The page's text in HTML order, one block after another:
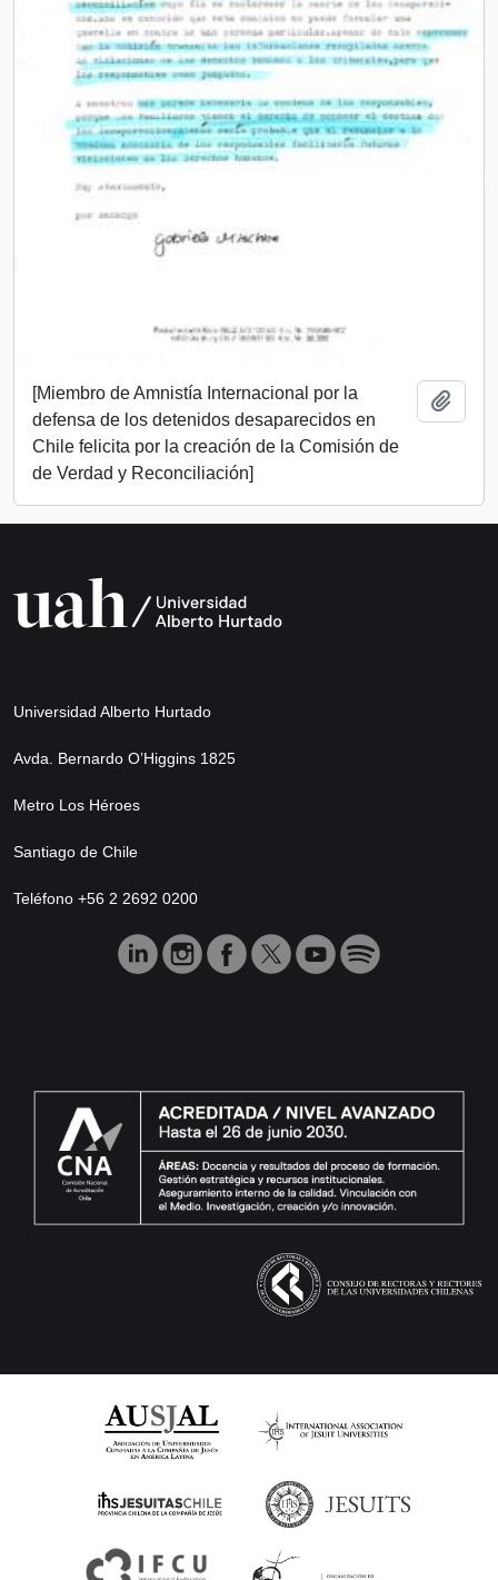
[Miembro de Amnistía Internacional por la
defensa de los detenidos desaparecidos en
Chile felicita por la creación de la Comisión de
de Verdad y Reconciliación]
Universidad Alberto Hurtado
Avda. Bernardo O’Higgins 1825
Metro Los Héroes
Santiago de Chile
Teléfono +56 2 2692 0200